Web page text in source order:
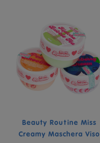
Beauty Routine Miss
Creamy Maschera Viso